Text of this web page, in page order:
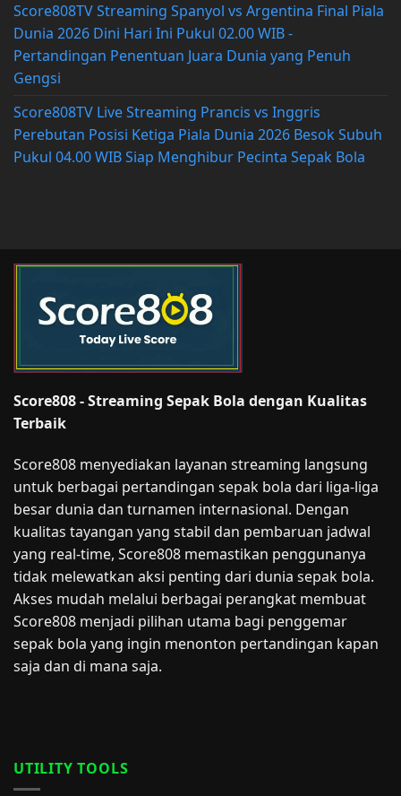
Score808TV Streaming Spanyol vs Argentina Final Piala
Dunia 2026 Dini Hari Ini Pukul 02.00 WIB -
Pertandingan Penentuan Juara Dunia yang Penuh
Gengsi
Score808TV Live Streaming Prancis vs Inggris
Perebutan Posisi Ketiga Piala Dunia 2026 Besok Subuh
Pukul 04.00 WIB Siap Menghibur Pecinta Sepak Bola
Score808 - Streaming Sepak Bola dengan Kualitas
Terbaik
Score808 menyediakan layanan streaming langsung
untuk berbagai pertandingan sepak bola dari liga-liga
besar dunia dan turnamen internasional. Dengan
kualitas tayangan yang stabil dan pembaruan jadwal
yang real-time, Score808 memastikan penggunanya
tidak melewatkan aksi penting dari dunia sepak bola.
Akses mudah melalui berbagai perangkat membuat
Score808 menjadi pilihan utama bagi penggemar
sepak bola yang ingin menonton pertandingan kapan
saja dan di mana saja.
UTILITY TOOLS